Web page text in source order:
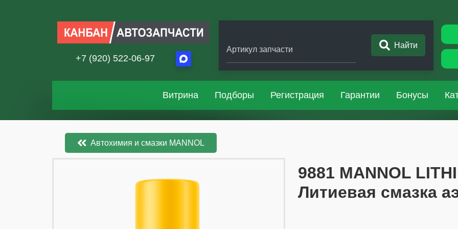
+7 (920) 522-06-97
Артикул запчасти Найти
Витрина Подборы Регистрация Гарантии Бонусы
Автохимия и смазки MANNOL
​​​​9881 MANNOL
Литиевая смазка